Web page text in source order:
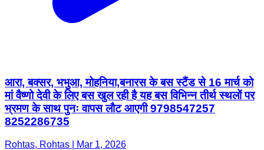
आरा, बक्सर, भभुआ, मोहनिया,बनारस के बस स्टैंड से 16 मार्च को
मां वैष्णो देवी के लिए बस खुल रही है यह बस विभिन्न तीर्थ स्थलों पर
भ्रमण के साथ पुनः वापस लौट आएगी 9798547257
8252286735
Rohtas, Rohtas | Mar 1, 2026